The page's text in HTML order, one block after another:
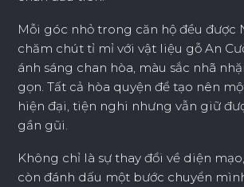
Mỗi góc nhỏ trong căn hộ đều được
chăm chút tỉ mỉ với vật liệu gỗ An
ánh sáng chan hòa, màu sắc nhã
gọn. Tất cả hòa quyện để tạo nên
hiện đại, tiện nghi nhưng vẫn giữ
gần gũi.
Không chỉ là sự thay đổi về diện
còn đánh dấu một bước chuyển